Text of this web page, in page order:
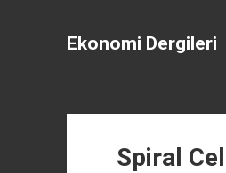
Ekonomi Dergileri
Spiral